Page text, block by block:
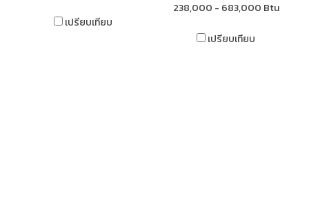
เปรียบเทียบ
238,000 - 683,000 Btu
เปรียบเทียบ